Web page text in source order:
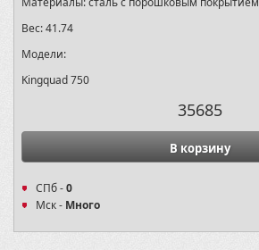
Вес:41.74
Модели:
Kingquad 750
35685
В корзину
СПб -0
Мск - Много